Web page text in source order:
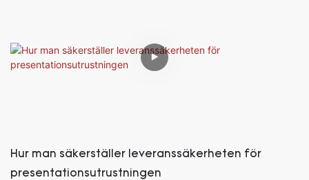
Hur man säkerställer leveranssäkerheten för
presentationsutrustningen